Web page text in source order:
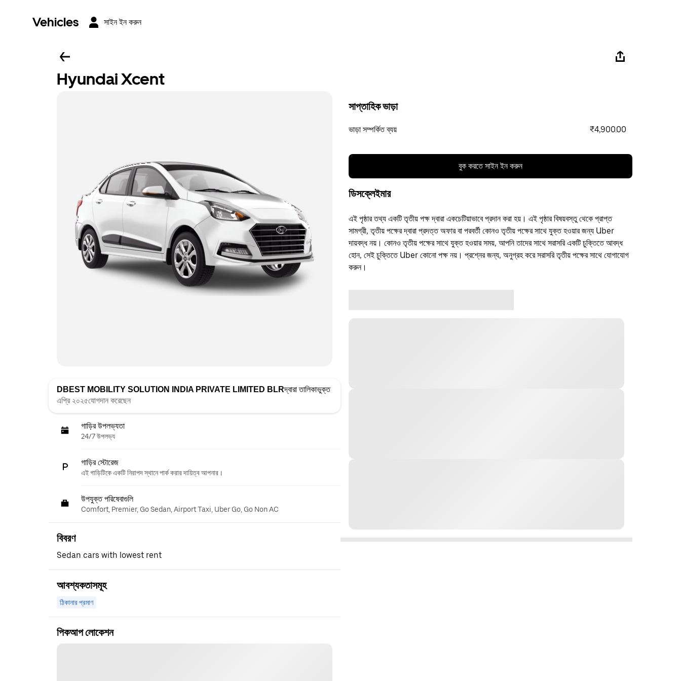
Vehicles সাইন ইন করুন
Hyundai Xcent
DBEST MOBILITY SOLUTION INDIA PRIVATE LIMITED BLRদ্বারা তালিকাভুক্ত
এপ্রি ২০২৫যোগদান করেছেন
গাড়ির উপলভ্যতা
24/7 উপলভ্য
গাড়ির স্টোরেজ
এই গাড়িটিকে একটি নিরাপদ স্থানে পার্ক করার দায়িত্ব আপনার।
উপযুক্ত পরিষেবাগুলি
Comfort, Premier, Go Sedan, Airport Taxi, Uber Go, Go Non AC
বিবরণ
Sedan cars with lowest rent
আবশ্যকতাসমূহ
ঠিকানার প্রমাণ
পিকআপ লোকেশন
সাপ্তাহিক ভাড়া
ভাড়া সম্পর্কিত ব্যয় ₹4,900.00
বুক করতে সাইন ইন করুন
ডিসক্লেইমার
এই পৃষ্ঠার তথ্য একটি তৃতীয় পক্ষ দ্বারা একচেটিয়াভাবে প্রদান করা হয়। এই পৃষ্ঠার বিষয়বস্তু থেকে প্রাপ্ত
সামগ্রী, তৃতীয় পক্ষের দ্বারা প্রদত্ত অফার বা পরবর্তী কোনও তৃতীয় পক্ষের সাথে যুক্ত হওয়ার জন্য Uber
দায়বদ্ধ নয়। কোনও তৃতীয় পক্ষের সাথে যুক্ত হওয়ার সময়, আপনি তাদের সাথে সরাসরি একটি চুক্তিতে আবদ্ধ
হোন, সেই চুক্তিতে Uber কোনো পক্ষ নয়। প্রশ্নের জন্য, অনুগ্রহ করে সরাসরি তৃতীয় পক্ষের সাথে যোগাযোগ
করুন।